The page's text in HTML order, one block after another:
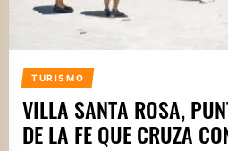
TURISMO
VILLA SANTA ROSA,
DE LA FE QUE CRUZA